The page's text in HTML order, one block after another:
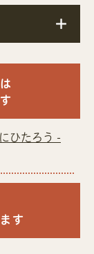
ひたろう -
す